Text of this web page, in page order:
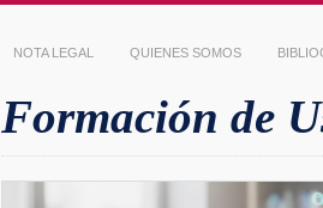
NOTA LEGAL QUIENES SOMOS
Formación de